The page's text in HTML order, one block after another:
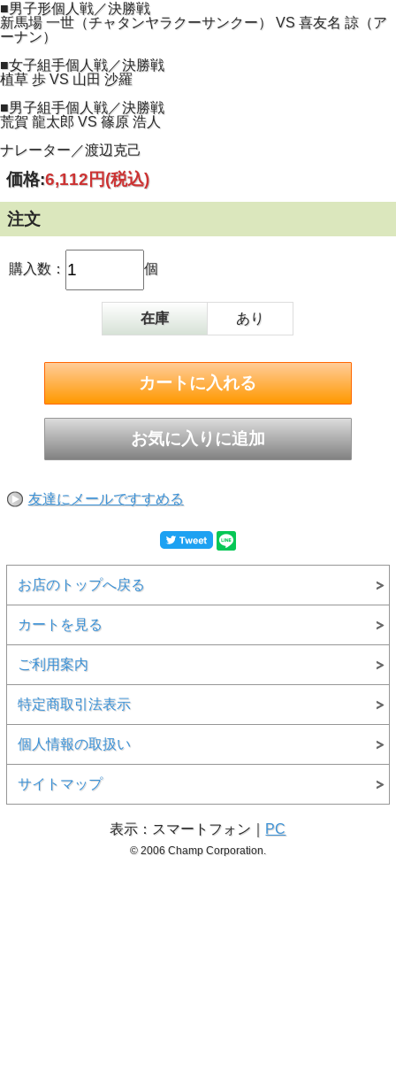
■男子形個人戦／決勝戦
新馬場 一世（チャタンヤラクーサンクー） VS 喜友名 諒（ア
ーナン）
■女子組手個人戦／決勝戦
植草 歩 VS 山田 沙羅
■男子組手個人戦／決勝戦
荒賀 龍太郎 VS 篠原 浩人
ナレーター／渡辺克己
価格:6,112円(税込)
注文
購入数： 個
在庫 あり
友達にメールですすめる
お店のトップへ戻る
カートを見る
ご利用案内
特定商取引法表示
個人情報の取扱い
サイトマップ
表示：スマートフォン｜ PC
© 2006 Champ Corporation.